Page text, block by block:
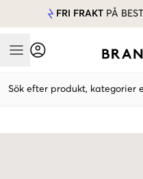
FRI FRAKT PÅ
Mobile Menu
Sök efter produkt, kategorier